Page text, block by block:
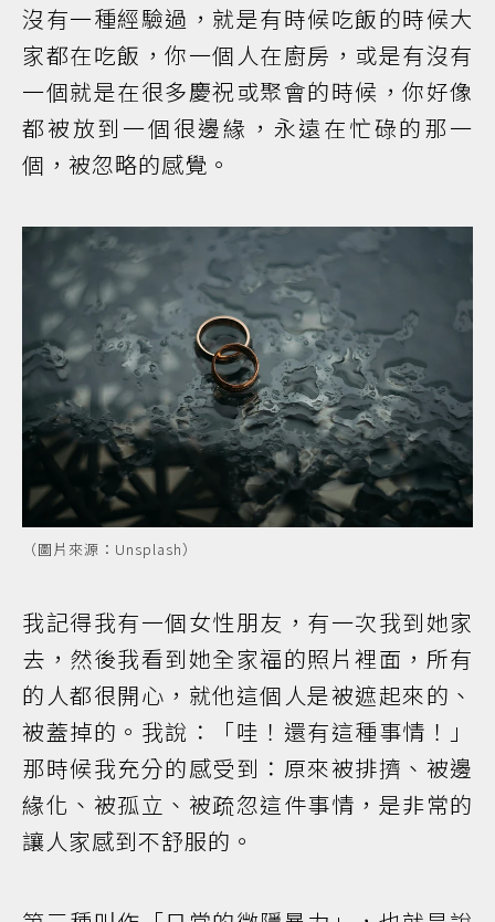
沒有一種經驗過，就是有時候吃飯的時候大
家都在吃飯，你一個人在廚房，或是有沒有
一個就是在很多慶祝或聚會的時候，你好像
都被放到一個很邊緣，永遠在忙碌的那一
個，被忽略的感覺。
（圖片來源：Unsplash）
我記得我有一個女性朋友，有一次我到她家
去，然後我看到她全家福的照片裡面，所有
的人都很開心，就他這個人是被遮起來的、
被蓋掉的。我說：「哇！還有這種事情！」
那時候我充分的感受到：原來被排擠、被邊
緣化、被孤立、被疏忽這件事情，是非常的
讓人家感到不舒服的。